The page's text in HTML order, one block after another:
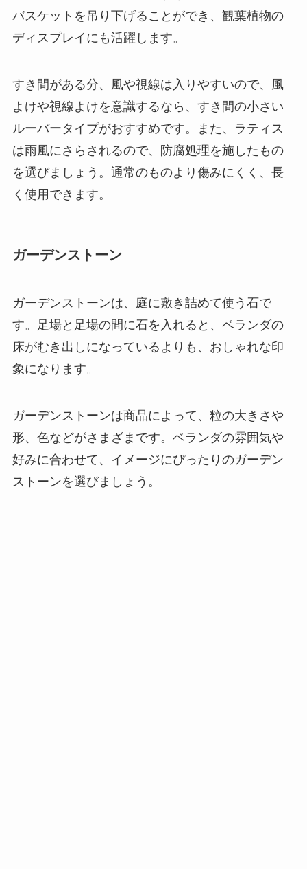
バスケットを吊り下げることができ、観葉植物の
ディスプレイにも活躍します。
すき間がある分、風や視線は入りやすいので、風
よけや視線よけを意識するなら、すき間の小さい
ルーバータイプがおすすめです。また、ラティス
は雨風にさらされるので、防腐処理を施したもの
を選びましょう。通常のものより傷みにくく、長
く使用できます。
ガーデンストーン
ガーデンストーンは、庭に敷き詰めて使う石で
す。足場と足場の間に石を入れると、ベランダの
床がむき出しになっているよりも、おしゃれな印
象になります。
ガーデンストーンは商品によって、粒の大きさや
形、色などがさまざまです。ベランダの雰囲気や
好みに合わせて、イメージにぴったりのガーデン
ストーンを選びましょう。